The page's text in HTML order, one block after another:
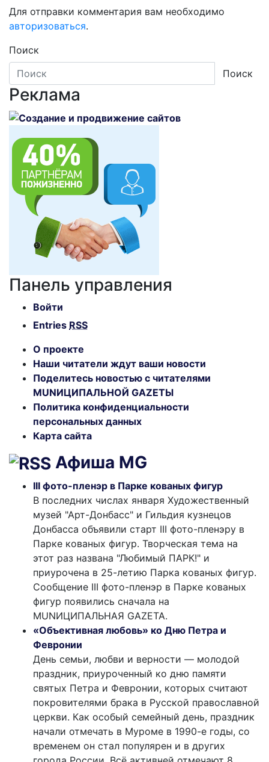
Для отправки комментария вам необходимо
авторизоваться.
Поиск
Поиск
Реклама
Панель управления
Войти
Entries RSS
О проекте
Наши читатели ждут ваши новости
Поделитесь новостью с читателями
MUNИЦИПАЛЬНОЙ GAZЕТЫ
Политика конфиденциальности
персональных данных
Карта сайта
Афиша MG
III фото-пленэр в Парке кованых фигур
В последних числах января Художественный
музей "Арт-Донбасс" и Гильдия кузнецов
Донбасса объявили старт III фото-пленэру в
Парке кованых фигур. Творческая тема на
этот раз названа "Любимый ПАРК!" и
приурочена в 25-летию Парка кованых фигур.
Сообщение III фото-пленэр в Парке кованых
фигур появились сначала на
MUNИЦИПАЛЬНАЯ GAZЕТА.
«Объективная любовь» ко Дню Петра и
Февронии
День семьи, любви и верности — молодой
праздник, приуроченный ко дню памяти
святых Петра и Февронии, которых считают
покровителями брака в Русской православной
церкви. Как особый семейный день, праздник
начали отмечать в Муроме в 1990-е годы, со
временем он стал популярен и в других